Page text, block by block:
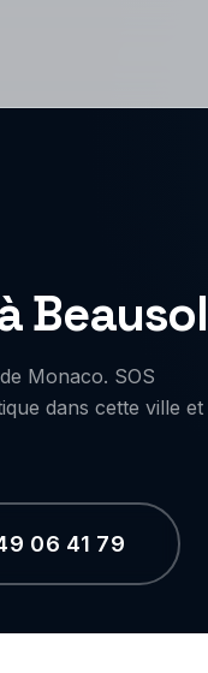
Monaco. SOS
dans cette ville et
06 41 79